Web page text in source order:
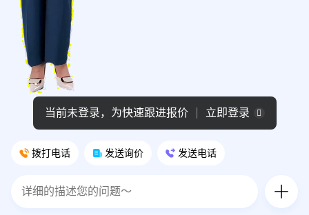
拨打电话 发送询价 发送电话
当前未登录，为快速跟进报价 立即登录